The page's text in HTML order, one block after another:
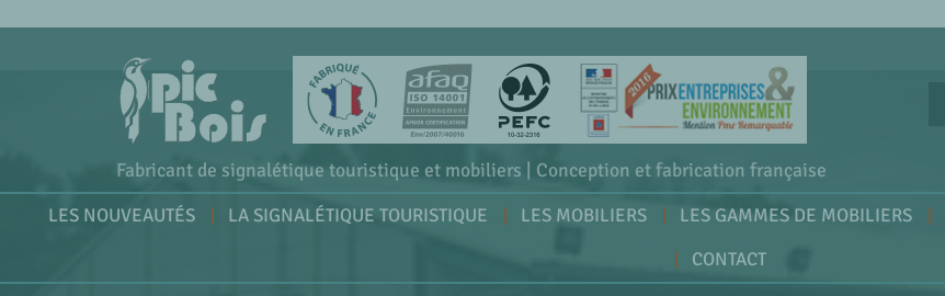
Fabricant de signalétique touristique et mobiliers | Conception et fabrication française
LES NOUVEAUTÉS LA SIGNALÉTIQUE TOURISTIQUE LES MOBILIERS LES GAMMES DE MOBILIERS
CONTACT